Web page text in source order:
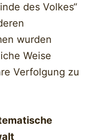
des Volkes“
wurden
Weise
Verfolgung zu